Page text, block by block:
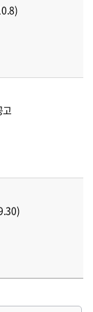
고